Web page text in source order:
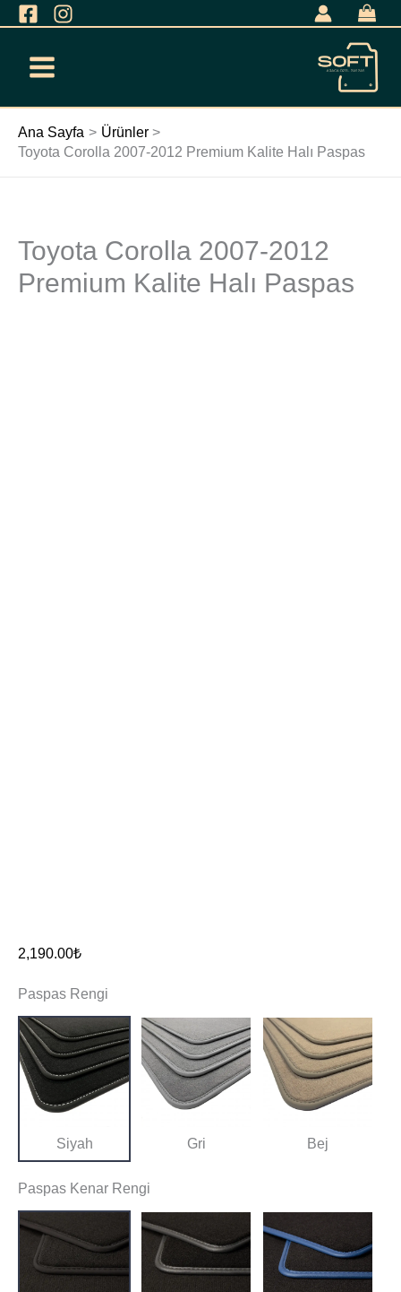
İçeriğe
Ana Sayfa
Ürünler
Toyota Corolla 2007-2012 Premium Kalite Halı Paspas
Toyota Corolla 2007-2012
Premium Kalite Halı Paspas
2,190.00₺
Paspas Rengi
Siyah Gri Bej
Paspas Kenar Rengi
Toyota
Corolla